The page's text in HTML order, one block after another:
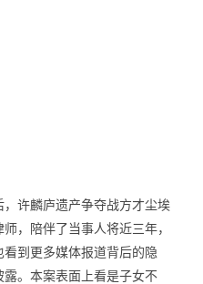
许麟庐遗产争夺战方才尘埃
，陪伴了当事人将近三年，
到更多媒体报道背后的隐
。本案表面上看是子女不